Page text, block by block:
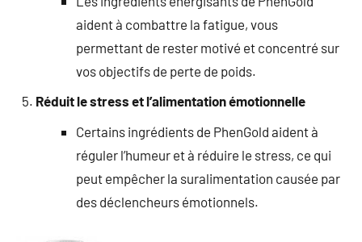
aident à combattre la fatigue, vous
permettant de rester motivé et concentré sur
vos objectifs de perte de poids.
Réduit le stress et l’alimentation émotionnelle
Certains ingrédients de PhenGold aident à
réguler l’humeur et à réduire le stress, ce qui
peut empêcher la suralimentation causée par
des déclencheurs émotionnels.